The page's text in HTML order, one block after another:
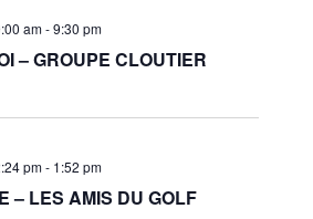
– GROUPE CLOUTIER
am-9:30 pm
– LES AMIS DU GOLF
pm- 1:52 pm